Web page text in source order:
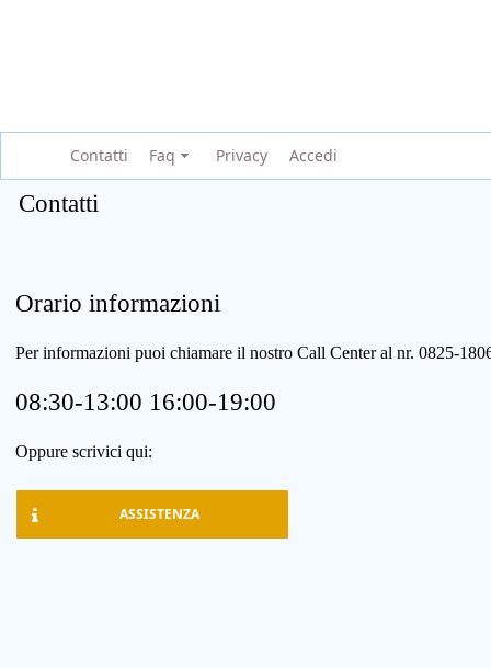
Contatti Faq Privacy Accedi
Contatti
Orario informazioni
Per informazioni puoi chiamare il nostro Call Center al nr. 0825-
08:30-13:00 16:00-19:00
Oppure scrivici qui:
ASSISTENZA